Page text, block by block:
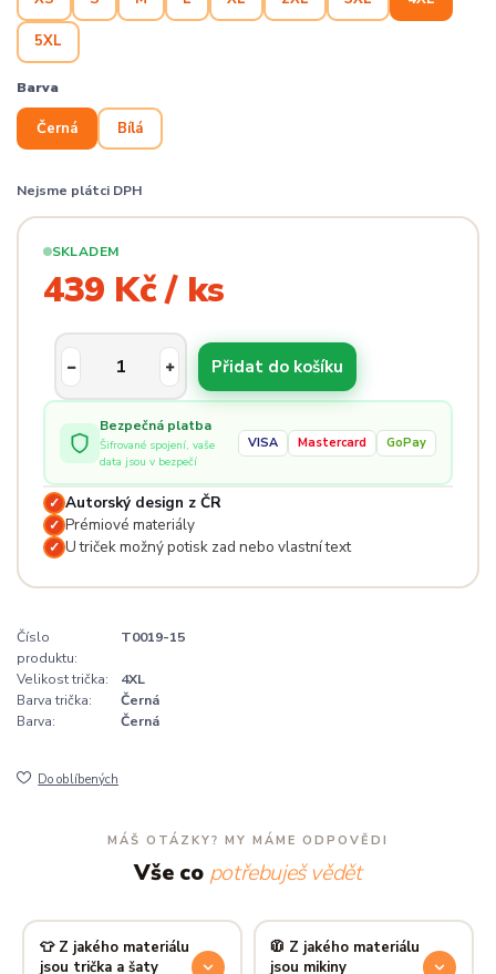
5XL
Barva
Černá Bílá
Nejsme plátci DPH
SKLADEM
439 Kč / ks
Přidat do košíku
Bezpečná platba
Šifrované spojení, vaše
data jsou v bezpečí
VISA Mastercard GoPay
✓ Autorský design z ČR
✓ Prémiové materiály
✓ U triček možný potisk zad nebo vlastní text
Číslo
produktu:
T0019-15
Velikost trička:
4XL
Barva trička:
Černá
Barva:
Černá
Do oblíbených
MÁŠ OTÁZKY? MY MÁME ODPOVĚDI
Vše co potřebuješ vědět
👕 Z jakého materiálu
jsou trička a šaty
🧥 Z jakého materiálu
jsou mikiny